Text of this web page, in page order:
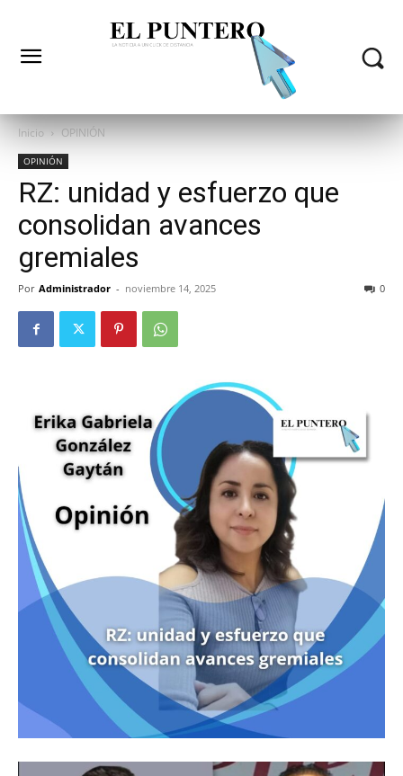
Inicio OPINIÓN
OPINIÓN
RZ: unidad y esfuerzo que
consolidan avances
gremiales
Por Administrador - noviembre 14, 2025 0